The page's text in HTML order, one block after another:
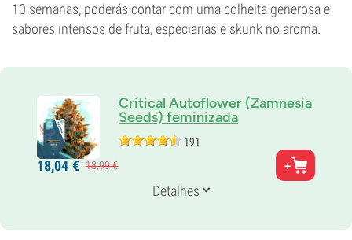
10 semanas, poderás contar com uma colheita generosa e
sabores intensos de fruta, especiarias e skunk no aroma.
Critical Autoflower (Zamnesia
Seeds) feminizada
191
Pais
Critical x Ruderalis
Auto predominante indica
9-10 semanas desde a sementeira até à colheita
18,04 € 18,99€
Detalhes